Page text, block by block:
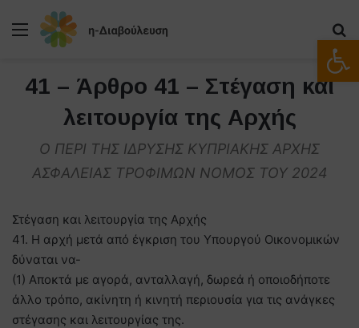
Μενού
41 – Άρθρο 41 – Στέγαση και
λειτουργία της Αρχής
Ο ΠΕΡΙ ΤΗΣ ΙΔΡΥΣΗΣ ΚΥΠΡΙΑΚΗΣ ΑΡΧΗΣ
ΑΣΦΑΛΕΙΑΣ ΤΡΟΦΙΜΩΝ ΝΟΜΟΣ ΤΟΥ 2024
Στέγαση και λειτουργία της Αρχής
41. Η αρχή μετά από έγκριση του Υπουργού Οικονομικών
δύναται να-
(1) Αποκτά με αγορά, ανταλλαγή, δωρεά ή οποιοδήποτε
άλλο τρόπο, ακίνητη ή κινητή περιουσία για τις ανάγκες
στέγασης και λειτουργίας της.